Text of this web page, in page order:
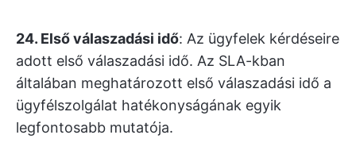
24. Első válaszadási idő: Az ügyfelek kérdéseire
adott első válaszadási idő. Az SLA-kban
általában meghatározott első válaszadási idő a
ügyfélszolgálat hatékonyságának egyik
legfontosabb mutatója.